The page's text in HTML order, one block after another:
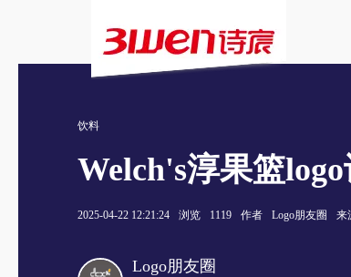
饮料
Welch's淳果篮
2025-04-22 12:21:24 浏览 1119 作者 Logo朋友圈 来
Logo朋友圈